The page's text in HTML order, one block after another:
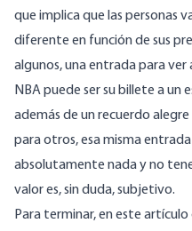
que implica que las personas
diferente en función de sus
algunos, una entrada para ver
NBA puede ser su billete a
además de un recuerdo
para otros, esa misma
absolutamente nada y no
valor es, sin duda, subjetivo.
Para terminar, eneste artículo